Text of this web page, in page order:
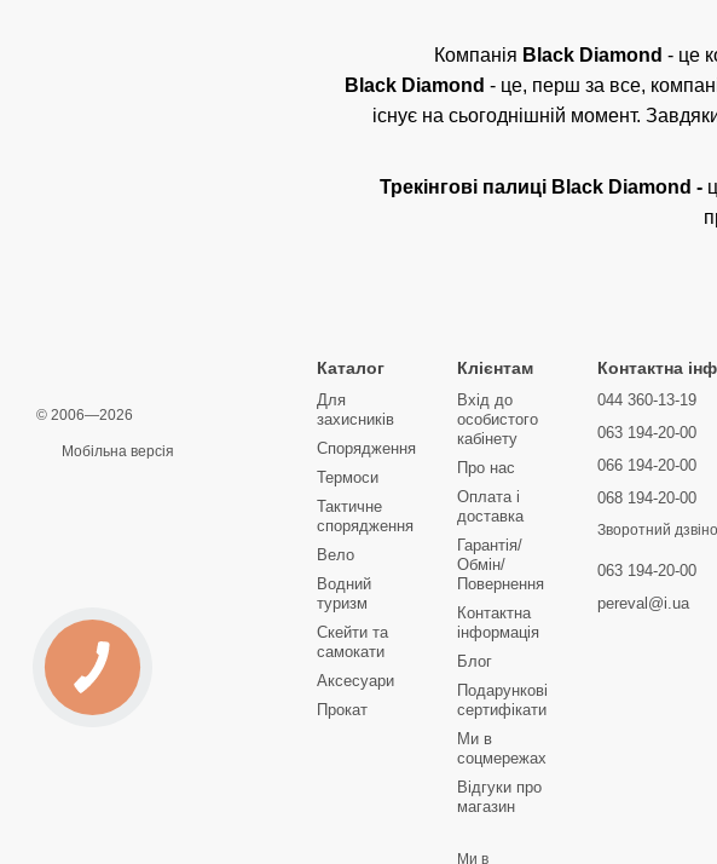
Компанія Black Diamond - це
Black Diamond - це, перш за все,
існує на сьогоднішній момент.
Трекінгові палиці Black Diamond -
© 2006—2026
Мобільна версія
Каталог
Для
захисників
Спорядження
Термоси
Тактичне
спорядження
Вело
Водний
туризм
Скейти та
самокати
Аксесуари
Прокат
Клієнтам
Вхід до
особистого
кабінету
Про нас
Оплата і
доставка
Гарантія/
Обмін/
Повернення
Контактна
інформація
Блог
Подарункові
сертифікати
Ми в
соцмережах
Відгуки про
магазин
Ми в
Контактна
044 360-13-19
063 194-20-00
066 194-20-00
068 194-20-00
Зворотний
063 194-20-00
pereval@i.ua